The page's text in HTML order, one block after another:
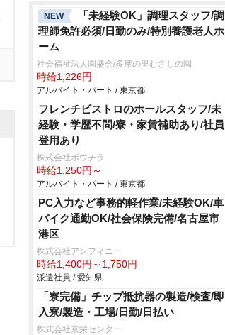
NEW
「未経験OK」調理スタッフ/調
理師免許必須/日勤のみ/特別養護老人ホ
ーム
社会福祉法人園盛会/多摩の里むさしの園
時給1,226円
アルバイト・パート / 東京都
フレンチビストロのホールスタッフ/未
経験・学歴不問/寮・家賃補助あり/社員
登用あり
株式会社ボウチラ
時給1,250円～
アルバイト・パート / 東京都
PC入力など事務的軽作業/未経験OK/車
バイク通勤OK/社会保険完備/名古屋市
港区
株式会社アンフィニー
時給1,400円～1,750円
派遣社員 / 愛知県
「寮完備」チップ抵抗器の製造/検査/即
入寮/製造・工場/日勤/日払い
株式会社京栄センター